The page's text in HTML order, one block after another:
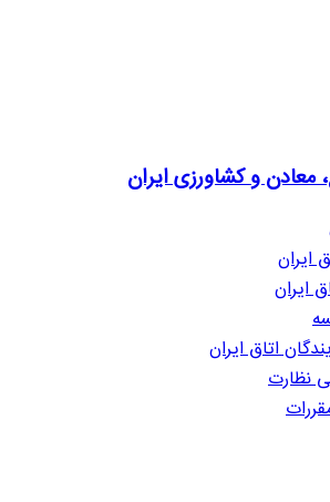
معادن و کشاورزی ایران
ایران
ایران
اتاق ایران
نظارت